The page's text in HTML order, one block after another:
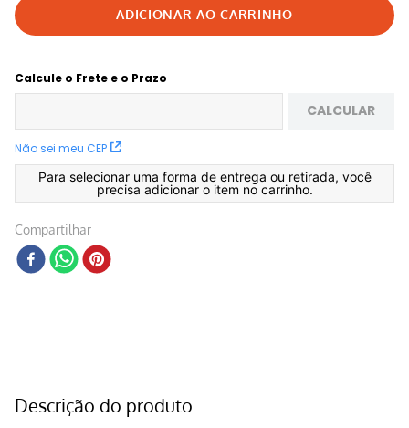
Calcule o Frete e o Prazo
Não sei meu CEP
CALCULAR
Para selecionar uma forma de entrega ou retirada, você
precisa adicionar o item no carrinho.
Compartilhar
Descrição do produto